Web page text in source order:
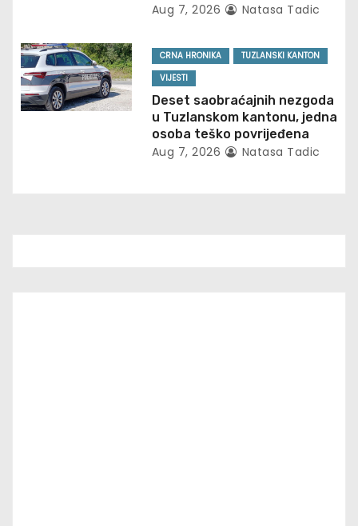
o
n
Aug 7, 2026 Natasa Tadic
CRNA HRONIKA
TUZLANSKI KANTON
VIJESTI
Deset saobraćajnih nezgoda
u Tuzlanskom kantonu, jedna
osoba teško povrijeđena
Aug 7, 2026 Natasa Tadic